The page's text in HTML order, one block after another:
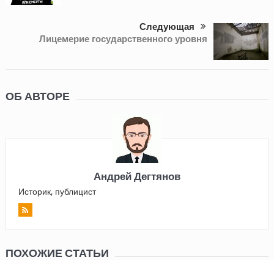
Следующая
Лицемерие государственного уровня
ОБ АВТОРЕ
Андрей Дегтянов
Историк, публицист
ПОХОЖИЕ СТАТЬИ